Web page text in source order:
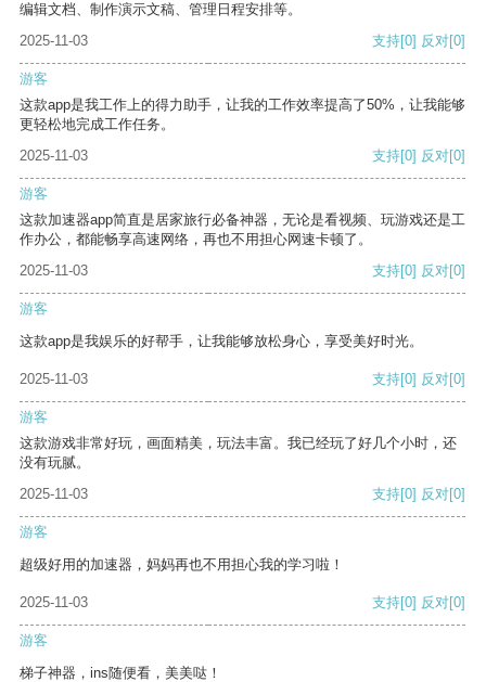
编辑文档、制作演示文稿、管理日程安排等。
2025-11-03
支持[0] 反对[0]
游客
这款app是我工作上的得力助手，让我的工作效率提高了50%，让我能够
更轻松地完成工作任务。
2025-11-03
支持[0] 反对[0]
游客
这款加速器app简直是居家旅行必备神器，无论是看视频、玩游戏还是工
作办公，都能畅享高速网络，再也不用担心网速卡顿了。
2025-11-03
支持[0] 反对[0]
游客
这款app是我娱乐的好帮手，让我能够放松身心，享受美好时光。
2025-11-03 支持[0] 反对[0]
游客
这款游戏非常好玩，画面精美，玩法丰富。我已经玩了好几个小时，还
没有玩腻。
2025-11-03
支持[0] 反对[0]
游客
超级好用的加速器，妈妈再也不用担心我的学习啦！
2025-11-03 支持[0] 反对[0]
游客
梯子神器，ins随便看，美美哒！